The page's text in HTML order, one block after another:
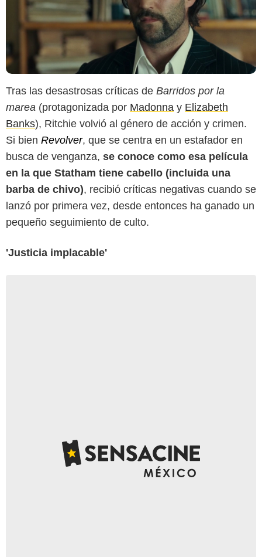
Tras las desastrosas críticas de Barridos por la
marea (protagonizada por Madonna y Elizabeth
Banks), Ritchie volvió al género de acción y crimen.
Si bien Revolver, que se centra en un estafador en
busca de venganza, se conoce como esa película
en la que Statham tiene cabello (incluida una
barba de chivo), recibió críticas negativas cuando se
lanzó por primera vez, desde entonces ha ganado un
pequeño seguimiento de culto.
'Justicia implacable'